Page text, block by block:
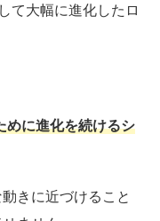
て大幅に進化したロ
めに進化を続けるシ
きに近づけること